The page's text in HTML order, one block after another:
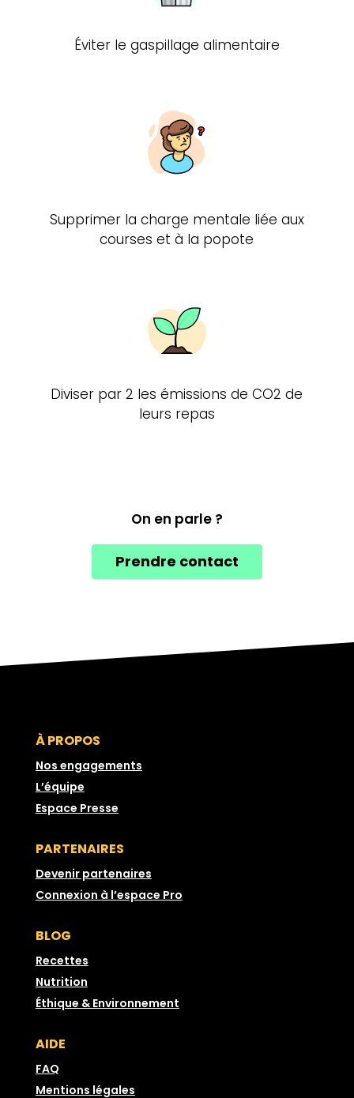
Éviter le gaspillage alimentaire
Supprimer la charge mentale liée aux
courses et à la popote
Diviser par 2 les émissions de CO2 de
leurs repas
On en parle ?
Prendre contact
À PROPOS
Nos engagements
L’équipe
Espace Presse
PARTENAIRES
Devenir partenaires
Connexion à l’espace Pro
BLOG
Recettes
Nutrition
Éthique & Environnement
AIDE
FAQ
Mentions légales